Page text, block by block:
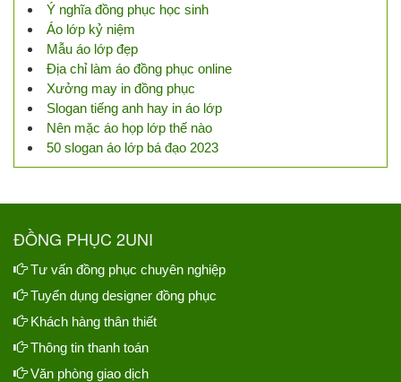
Ý nghĩa đồng phục học sinh
Áo lớp kỷ niệm
Mẫu áo lớp đẹp
Địa chỉ làm áo đồng phục online
Xưởng may in đồng phục
Slogan tiếng anh hay in áo lớp
Nên mặc áo họp lớp thế nào
50 slogan áo lớp bá đạo 2023
ĐỒNG PHỤC 2UNI
Tư vấn đồng phục chuyên nghiệp
Tuyển dụng designer đồng phục
Khách hàng thân thiết
Thông tin thanh toán
Văn phòng giao dịch